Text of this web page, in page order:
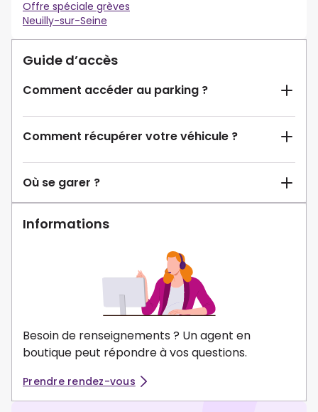
Offre spéciale grèves
Neuilly-sur-Seine
Guide d’accès
Comment accéder au parking ?
Comment récupérer votre véhicule ?
Où se garer ?
Informations
Besoin de renseignements ? Un agent en
boutique peut répondre à vos questions.
Prendre rendez-vous